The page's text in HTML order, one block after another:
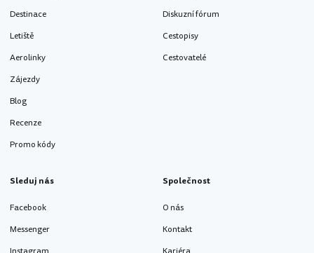
Destinace
Letiště
Aerolinky
Zájezdy
Blog
Recenze
Promo kódy
Diskuzní fórum
Cestopisy
Cestovatelé
Sleduj nás
Facebook
Messenger
Společnost
O nás
Kontakt